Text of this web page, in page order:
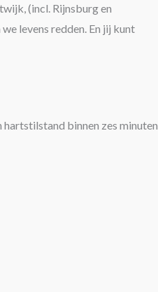
(incl. Rijnsburg en
levens redden. En jij kunt
hartstilstand binnen zes minuten